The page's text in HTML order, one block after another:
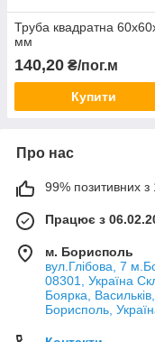
Труба квадратна
мм
140,20 ₴/пог.м
Купити
Про нас
99% позитивних з
Працює з
м. Борисполь
вул.Глібова, 7
08301, Україна
Боярка,
Борисполь,